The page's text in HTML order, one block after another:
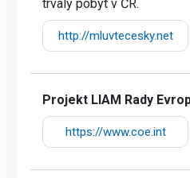
trvalý pobyt v ČR.
http://mluvtecesky.net
Projekt LIAM Rady
https://www.coe.int